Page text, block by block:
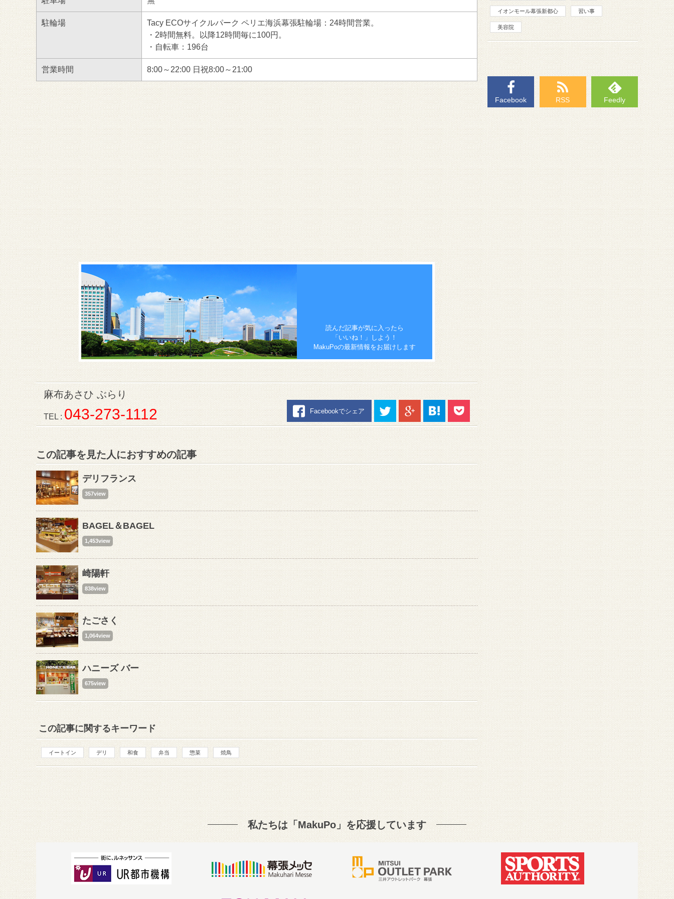
駐輪場
Tacy ECOサイクルパーク ペリエ海浜幕張駐輪場：24時間営業。
・2時間無料。以降12時間毎に100円。
・自転車：196台
営業時間 8:00～22:00 日祝8:00～21:00
読んだ記事が気に入ったら
「いいね！」しよう！
MakuPoの最新情報をお届けします
麻布あさひ ぶらり
TEL : 043-273-1112 Facebookでシェア
この記事を見た人におすすめの記事
デリフランス
357view
BAGEL＆BAGEL
1,453view
崎陽軒
838view
たごさく
1,064view
ハニーズ バー
675view
この記事に関するキーワード
イートイン デリ 和食 弁当 惣菜 焼鳥
イオンモール幕張新都心 習い事
美容院
Facebook RSS Feedly
私たちは「MakuPo」を応援しています